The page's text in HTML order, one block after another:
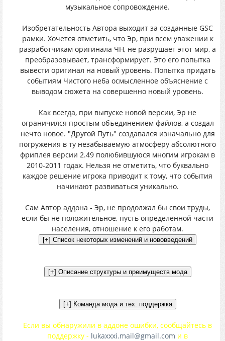
музыкальное сопровождение.
Изобретательность Автора выходит за созданные GSC
рамки. Хочется отметить, что Эр, при всем уважении к
разработчикам оригинала ЧН, не разрушает этот мир, а
преобразовывает, трансформирует. Это его попытка
вывести оригинал на новый уровень. Попытка придать
событиям Чистого неба осмысленное объяснение с
выводом сюжета на совершенно новый уровень.
Как всегда, при выпуске новой версии, Эр не
ограничился простым объединением файлов, а создал
нечто новое. "Другой Путь" создавался изначально для
погружения в ту незабываемую атмосферу абсолютного
фриплея версии 2.49 полюбившуюся многим игрокам в
2010-2011 годах. Нельзя не отметить, что буквально
каждое решение игрока приводит к тому, что события
начинают развиваться уникально.
Сам Автор аддона - Эр, не продолжал бы свои труды,
если бы не положительное, пусть определенной части
населения, отношение к его работам.
Если вы обнаружили в аддоне ошибки, сообщайтесь в
поддержку - lukaxxxi.mail@gmail.com и в